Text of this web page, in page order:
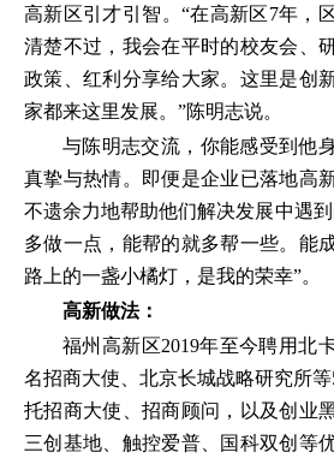
高新区引才引智。“在高新区7年，
清楚不过，我会在平时的校友会、
政策、红利分享给大家。这里是创
家都来这里发展。”陈明志说。
与陈明志交流，你能感受到他
真挚与热情。即便是企业已落地高
不遗余力地帮助他们解决发展中遇
多做一点，能帮的就多帮一些。能
路上的一盏小橘灯，是我的荣幸”。
高新做法：
福州高新区2019年至今聘用北
名招商大使、北京长城战略研究所
托招商大使、招商顾问，以及创业
三创基地、触控爱普、国科双创等